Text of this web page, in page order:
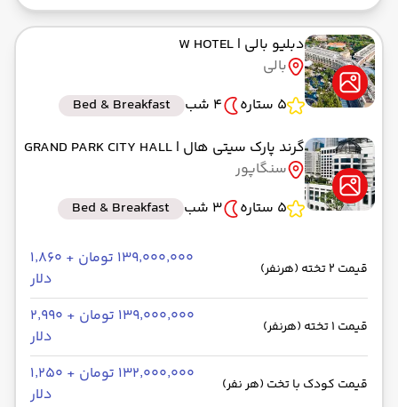
دبلیو بالی | W HOTEL
بالی
5 ستاره
4 شب
Bed & Breakfast
گرند پارک سیتی هال | GRAND PARK CITY HALL
سنگاپور
5 ستاره
3 شب Bed & Breakfast
قیمت 2 تخته (هرنفر)
۱۳۹٬۰۰۰٬۰۰۰ تومان + ۱٬۸۶۰
دلار
قیمت 1 تخته (هرنفر)
۱۳۹٬۰۰۰٬۰۰۰ تومان + ۲٬۹۹۰
دلار
قیمت کودک با تخت (هر نفر)
۱۳۲٬۰۰۰٬۰۰۰ تومان + ۱٬۲۵۰
دلار